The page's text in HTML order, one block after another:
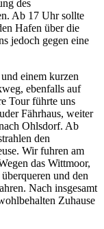
des
Ab 17 Uhr sollte
Hafen über die
jedoch gegen eine
einem kurzen
ebenfalls auf
Tour führte uns
Fährhaus, weiter
Ohlsdorf. Ab
den
Wir fuhren am
das Wittmoor,
und den
Nach insgesamt
Zuhause